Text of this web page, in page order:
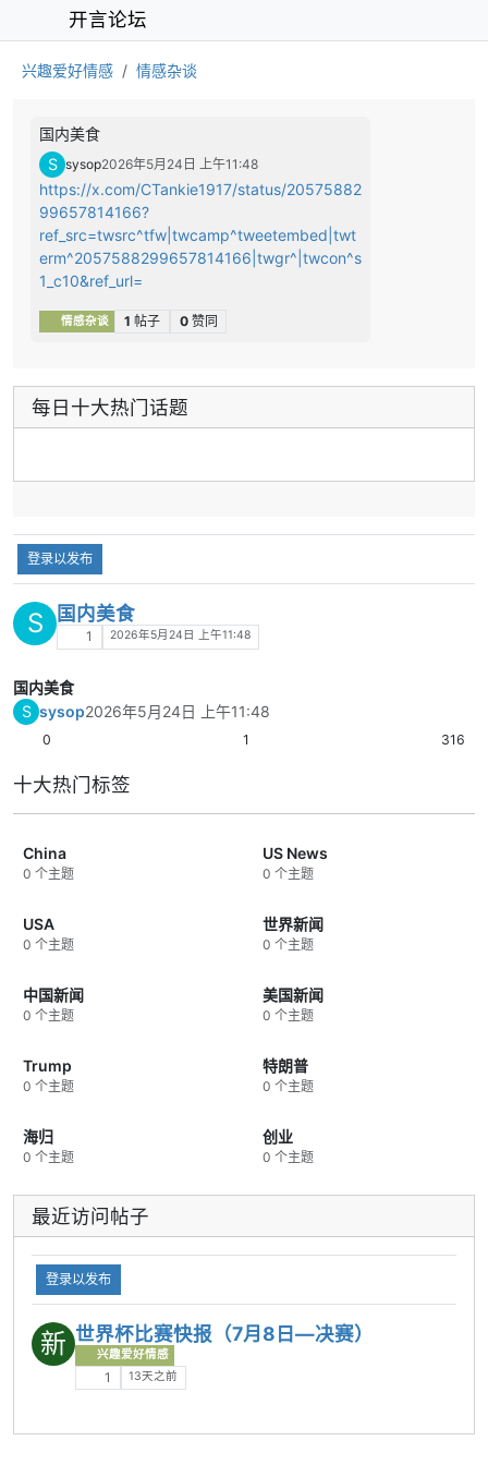
开言论坛
兴趣爱好情感 情感杂谈
国内美食
S sysop2026年5月24日 上午11:48
https://x.com/CTankie1917/status/20575882
99657814166?
ref_src=twsrc^tfw|twcamp^tweetembed|twt
erm^2057588299657814166|twgr^|twcon^s
1_c10&ref_url=
情感杂谈 1 帖子 0 赞同
每日十大热门话题
登录以发布
S 国内美食
1 2026年5月24日 上午11:48
国内美食
S sysop2026年5月24日 上午11:48
0 1 316
十大热门标签
China
0 个主题
US News
0 个主题
USA
0 个主题
世界新闻
0 个主题
中国新闻
0 个主题
美国新闻
0 个主题
Trump
0 个主题
特朗普
0 个主题
海归
0 个主题
创业
0 个主题
最近访问帖子
登录以发布
新 世界杯比赛快报（7月8日—决赛）
兴趣爱好情感
1 13天之前